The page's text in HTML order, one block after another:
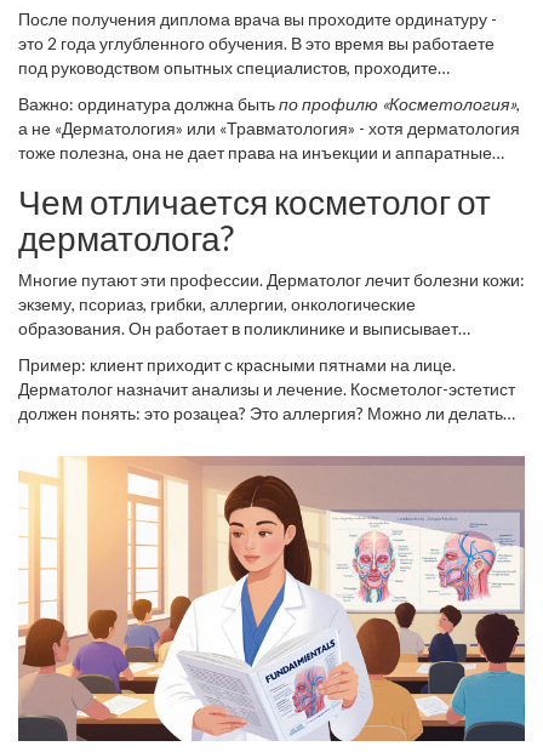
После получения диплома врача вы проходите ординатуру -
это 2 года углубленного обучения. В это время вы работаете
под руководством опытных специалистов, проходите
лазерные системы, показания и противопоказания. Ординатура
заканчивается экзаменом и получением удостоверения о
повышении квалификации.
Важно: ординатура должна бытьпо профилю «Косметология»,
а не «Дерматология» или «Травматология» - хотя дерматология
тоже полезна, она не дает права на инъекции и аппаратные
дает вам законное право проводить ботокс, филлеры,
термолифтинг и другие эстетические вмешательства.
Чем отличается косметолог от
дерматолога?
Многие путают эти профессии. Дерматолог лечит болезни кожи:
экзему, псориаз, грибки, аллергии, онкологические
образования. Он работает в поликлинике и выписывает
лечит болезни, а улучшает внешний вид. Но он должен
понимать, где заканчивается эстетика и начинается патология.
Пример: клиент приходит с красными пятнами на лице.
Дерматолог назначит анализы и лечение. Косметолог-эстетист
должен понять: это розацеа? Это аллергия? Можно ли делать
медицинское образование - не формальность, а
необходимость.